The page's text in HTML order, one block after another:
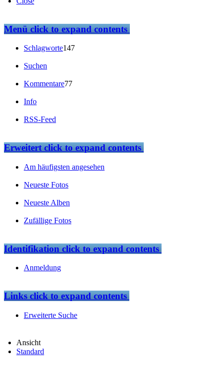
Menüclick to expand contents
Schlagworte147
Suchen
Kommentare77
Info
RSS-Feed
Erweitertclick to expand contents
Am häufigsten angesehen
Neueste Fotos
Neueste Alben
Zufällige Fotos
Identifikationclick to expand contents
Anmeldung
Linksclick to expand contents
Erweiterte Suche
Ansicht
Standard